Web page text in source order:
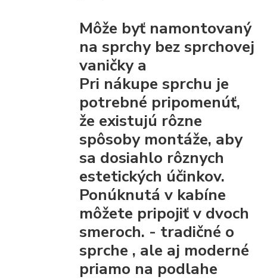
Môže byť namontovaný
na sprchy bez sprchovej
vaničky a
Pri nákupe sprchu je
potrebné pripomenúť,
že existujú rôzne
spôsoby montáže, aby
sa dosiahlo rôznych
estetických účinkov.
Ponúknutá v kabíne
môžete pripojiťv dvoch
smeroch. - tradičné o
sprche , ale aj moderné
priamo na podlahe